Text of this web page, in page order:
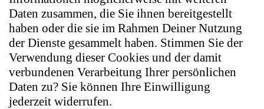
Daten zusammen, die Sie ihnen bereitgestellt
haben oder die sie im Rahmen Deiner Nutzung
der Dienste gesammelt haben. Stimmen Sie der
Verwendung dieser Cookies und der damit
verbundenen Verarbeitung Ihrer persönlichen
Daten zu? Sie können Ihre Einwilligung
jederzeit widerrufen.